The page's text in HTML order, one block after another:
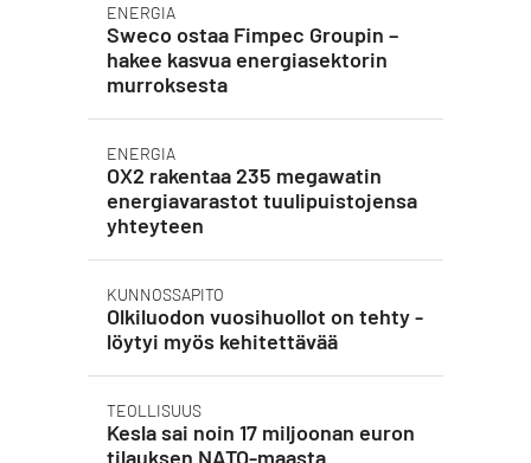
ENERGIA
Sweco ostaa Fimpec Groupin –
hakee kasvua energiasektorin
murroksesta
ENERGIA
OX2 rakentaa 235 megawatin
energiavarastot tuulipuistojensa
yhteyteen
KUNNOSSAPITO
Olkiluodon vuosihuollot on tehty -
löytyi myös kehitettävää
TEOLLISUUS
Kesla sai noin 17 miljoonan euron
tilauksen NATO-maasta